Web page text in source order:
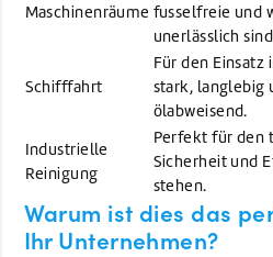
Maschinenräume fusselfreie und
unerlässlich
Schifffahrt
Für den Einsatz
stark, langlebig
ölabweisend.
Industrielle
Reinigung
Perfekt für den
Sicherheit und
stehen.
Warum ist dies das
Ihr Unternehmen?